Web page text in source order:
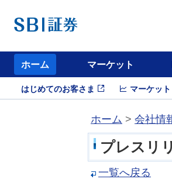
ホーム マーケット
はじめてのお客さま マーケット
ホーム > 会社情
プレスリ
一覧へ戻る